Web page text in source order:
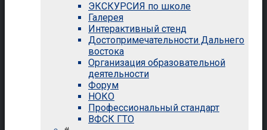
ЭКСКУРСИЯ по школе
Галерея
Интерактивный стенд
Достопримечательности Дальнего
востока
Организация образовательной
деятельности
Форум
НОКО
Профессиональный стандарт
ВФСК ГТО